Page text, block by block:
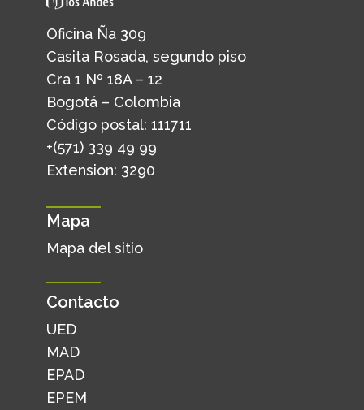
Oficina Ña 309
Casita Rosada, segundo piso
Cra 1 Nº 18A – 12
Bogotá – Colombia
Código postal: 111711
+(571) 339 49 99
Extension: 3290
Mapa
Mapa del sitio
Contacto
UED
MAD
EPAD
EPEM